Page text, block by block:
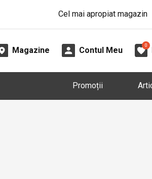
Cel mai apropiat magazin
Magazine Contul Meu
0
Promoții